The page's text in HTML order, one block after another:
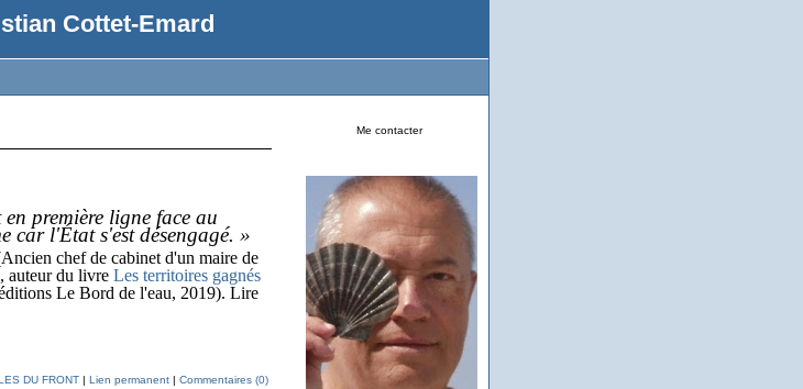
Cottet-Emard
Me contacter
en première ligne face au
car l'État s'est désengagé. »
chef de cabinet d'un maire de
auteur du livre Les territoires gagnés
Le Bord de l'eau, 2019). Lire
DU FRONT| Lien permanent| Commentaires (0)